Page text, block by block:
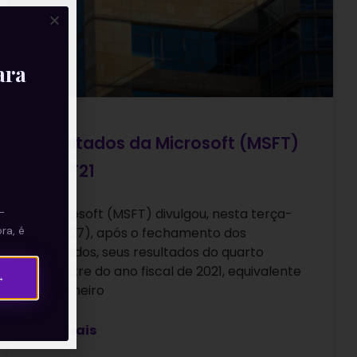
Resultados da Microsoft (MSFT)
no 4T21
A Microsoft (MSFT) divulgou, nesta terça-
feira (27), após o fechamento dos
mercados, seus resultados do quarto
trimestre do ano fiscal de 2021, equivalente
ao primeiro
Leia mais
é